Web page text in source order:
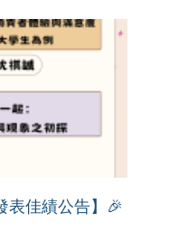
表佳績公告】🎉